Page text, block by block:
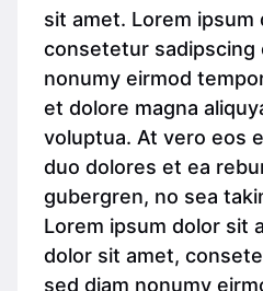
sit amet. Lorem ipsum
consetetur sadipscing
nonumy eirmod
et dolore magna
voluptua. At vero eos
duo dolores et ea
gubergren, no sea
Lorem ipsum dolor sit
dolor sit amet,
sed diam nonumy